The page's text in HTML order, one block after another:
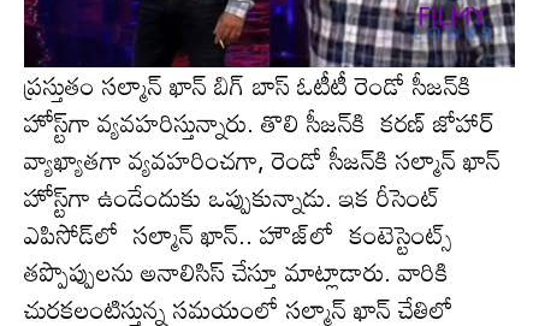
ప్ర‌స్తుతం స‌ల్మాన్ ఖాన్ బిగ్ బాస్ ఓటీటీ రెండో సీజ‌న్‌కి
హోస్ట్‌గా వ్య‌వ‌హ‌రిస్తున్నారు. తొలి సీజ‌న్‌కి క‌ర‌ణ్ జోహార్
వ్యాఖ్యాత‌గా వ్య‌వ‌హ‌రించ‌గా, రెండో సీజ‌న్‌కి స‌ల్మాన్ ఖాన్
హోస్ట్‌గా ఉండేందుకు ఒప్పుకున్నాడు. ఇక రీసెంట్
ఎపిసోడ్‌లో స‌ల్మాన్ ఖాన్.. హౌజ్‌లో కంటెస్టెంట్స్
త‌ప్పొప్పుల‌ను అనాలిసిస్ చేస్తూ మాట్లాడారు. వారికి
చుర‌క‌లంటిస్తున్న స‌మ‌యంలో స‌ల్మాన్ ఖాన్ చేతిలో